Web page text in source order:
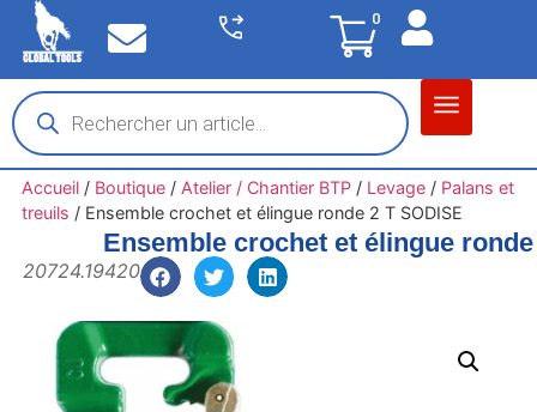
0
Accueil/ Boutique/ Atelier / Chantier BTP/ Levage/ Palans et
treuils / Ensemble crochet et élingue ronde 2 T SODISE
Ensemble crochet et élingue ronde
20724.19420